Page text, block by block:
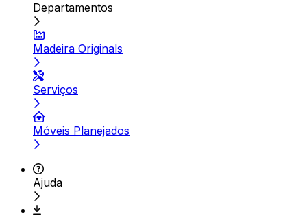
Departamentos
Madeira Originals
Serviços
Móveis Planejados
Ajuda